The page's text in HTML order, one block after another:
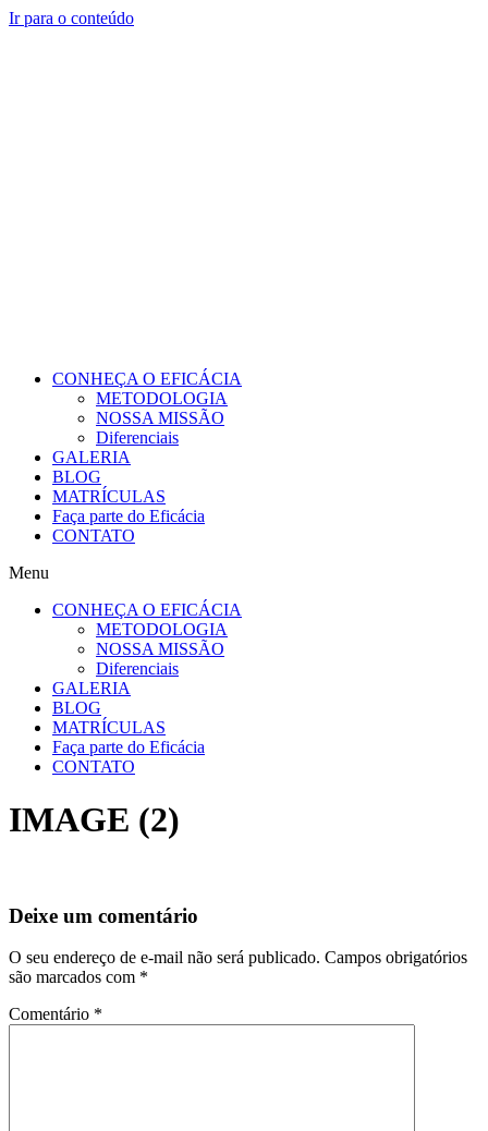
Ir para o conteúdo
CONHEÇA O EFICÁCIA
METODOLOGIA
NOSSA MISSÃO
Diferenciais
GALERIA
BLOG
MATRÍCULAS
Faça parte do Eficácia
CONTATO
Menu
CONHEÇA O EFICÁCIA
METODOLOGIA
NOSSA MISSÃO
Diferenciais
GALERIA
BLOG
MATRÍCULAS
Faça parte do Eficácia
CONTATO
IMAGE (2)
Deixe um comentário
O seu endereço de e-mail não será publicado. Campos obrigatórios
são marcados com *
Comentário *